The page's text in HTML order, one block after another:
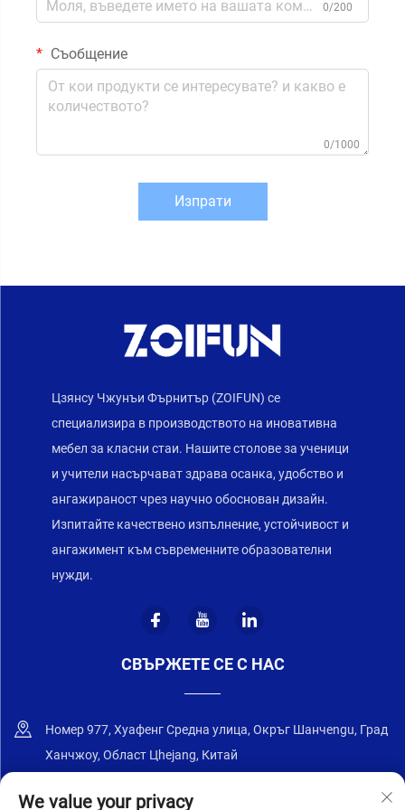
0/200
Съобщение
0/1000
Изпрати
Цзянсу Чжунъи Фърнитър (ZOIFUN) се
специализира в производството на иновативна
мебел за класни стаи. Нашите столове за ученици
и учители насърчават здрава осанка, удобство и
ангажираност чрез научно обоснован дизайн.
Изпитайте качествено изпълнение, устойчивост и
ангажимент към съвременните образователни
нужди.
СВЪРЖЕТЕ СЕ С НАС
Номер 977, Хуафенг Средна улица, Окръг Шанчengu, Град
Ханчжоу, Област Цhejang, Китай
+86-18668589258
We value your privacy